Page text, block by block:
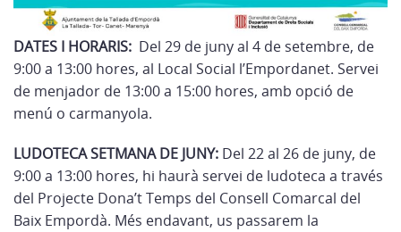
DATES I HORARIS: Del 29 de juny al 4 de setembre, de
9:00 a 13:00 hores, al Local Social l’Empordanet. Servei
de menjador de 13:00 a 15:00 hores, amb opció de
menú o carmanyola.
LUDOTECA SETMANA DE JUNY: Del 22 al 26 de juny, de
9:00 a 13:00 hores, hi haurà servei de ludoteca a través
del Projecte Dona’t Temps del Consell Comarcal del
Baix Empordà. Més endavant, us passarem la